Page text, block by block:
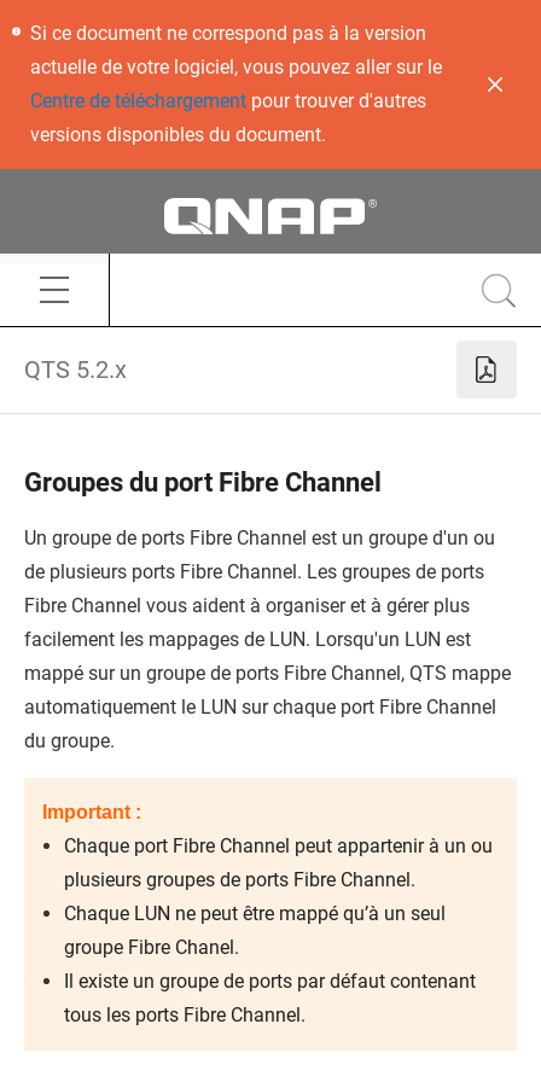
Si ce document ne correspond pas à la version
actuelle de votre logiciel, vous pouvez aller sur le
Centre de téléchargementpour trouver d'autres
versions disponibles du document.
QTS 5.2.x
Groupes du port Fibre Channel
Un groupe de ports Fibre Channel est un groupe d'un ou
de plusieurs ports Fibre Channel. Les groupes de ports
Fibre Channel vous aident à organiser et à gérer plus
facilement les mappages de LUN. Lorsqu'un LUN est
mappé sur un groupe de ports Fibre Channel, QTS mappe
automatiquement le LUN sur chaque port Fibre Channel
du groupe.
Important :
Chaque port Fibre Channel peut appartenir à un ou
plusieurs groupes de ports Fibre Channel.
Chaque LUN ne peut être mappé qu’à un seul
groupe Fibre Chanel.
Il existe un groupe de ports par défaut contenant
tous les ports Fibre Channel.